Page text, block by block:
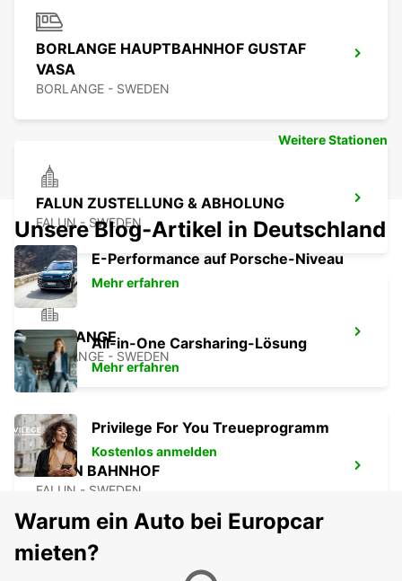
BORLANGE HAUPTBAHNHOF GUSTAF
VASA
BORLANGE - SWEDEN
FALUN ZUSTELLUNG & ABHOLUNG
FALUN - SWEDEN
BORLANGE
BORLANGE - SWEDEN
FALUN BAHNHOF
FALUN - SWEDEN
Weitere Stationen
Unsere Blog-Artikel in Deutschland
E-Performance auf Porsche-Niveau
Mehr erfahren
All-in-One Carsharing-Lösung
Mehr erfahren
Privilege For You Treueprogramm
Kostenlos anmelden
Warum ein Auto bei Europcar
mieten?